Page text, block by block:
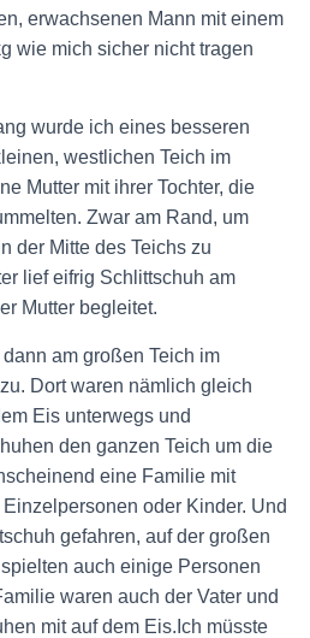
erwachsenen Mann mit einem
wie mich sicher nicht tragen
wurde ich eines besseren
westlichen Teich im
Mutter mit ihrer Tochter, die
Zwar am Rand, um
der Mitte des Teichs zu
lief eifrig Schlittschuh am
Mutter begleitet.
am großen Teich im
Dort waren nämlich gleich
Eis unterwegs und
den ganzen Teich um die
eine Familie mit
oder Kinder. Und
gefahren, auf der großen
auch einige Personen
waren auch der Vater und
mit auf dem Eis.Ich müsste